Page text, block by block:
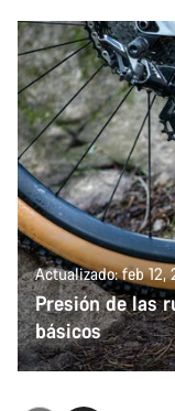
Actualizado: feb 12,
Presión de las
básicos